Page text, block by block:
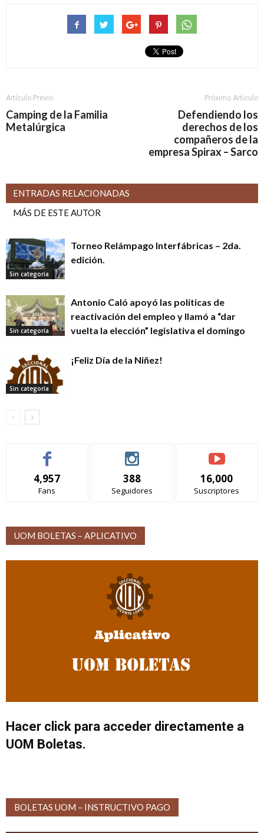
Artículo Previo
Camping de la Familia
Metalúrgica
Próximo Artículo
Defendiendo los
derechos de los
compañeros de la
empresa Spirax – Sarco
ENTRADAS RELACIONADAS
MÁS DE ESTE AUTOR
Sin categoría
Torneo Relámpago Interfábricas – 2da.
edición.
Sin categoría
Antonio Caló apoyó las políticas de
reactivación del empleo y llamó a “dar
vuelta la elección” legislativa el domingo
Sin categoría
¡Feliz Día de la Niñez!
4,957
Fans
388
Seguidores
16,000
Suscriptores
UOM BOLETAS – APLICATIVO
Hacer click para acceder directamente a
UOM Boletas.
BOLETAS UOM – INSTRUCTIVO PAGO